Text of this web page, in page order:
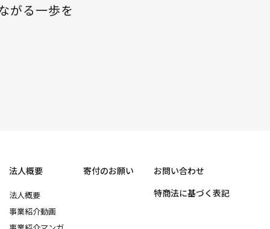
がる一歩を
法人概要
法人概要
事業紹介動画
寄付のお願い
お問い合わせ
特商法に基づく表記